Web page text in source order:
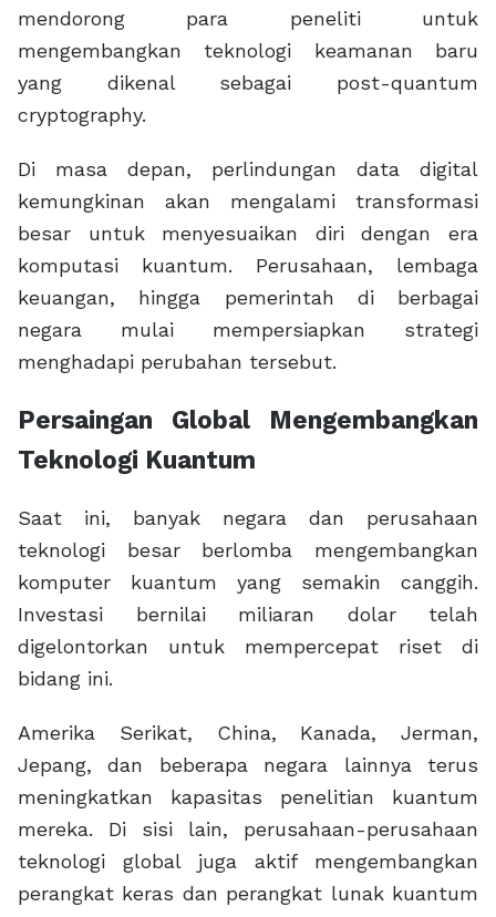
mendorong para peneliti untuk
mengembangkan teknologi keamanan baru
yang dikenal sebagai post-quantum
cryptography.
Di masa depan, perlindungan data digital
kemungkinan akan mengalami transformasi
besar untuk menyesuaikan diri dengan era
komputasi kuantum. Perusahaan, lembaga
keuangan, hingga pemerintah di berbagai
negara mulai mempersiapkan strategi
menghadapi perubahan tersebut.
Persaingan Global Mengembangkan
Teknologi Kuantum
Saat ini, banyak negara dan perusahaan
teknologi besar berlomba mengembangkan
komputer kuantum yang semakin canggih.
Investasi bernilai miliaran dolar telah
digelontorkan untuk mempercepat riset di
bidang ini.
Amerika Serikat, China, Kanada, Jerman,
Jepang, dan beberapa negara lainnya terus
meningkatkan kapasitas penelitian kuantum
mereka. Di sisi lain, perusahaan-perusahaan
teknologi global juga aktif mengembangkan
perangkat keras dan perangkat lunak kuantum